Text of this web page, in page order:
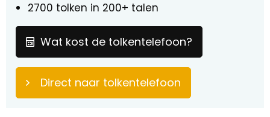
2700 tolken in 200+ talen
Wat kost de tolkentelefoon?
Direct naar tolkentelefoon